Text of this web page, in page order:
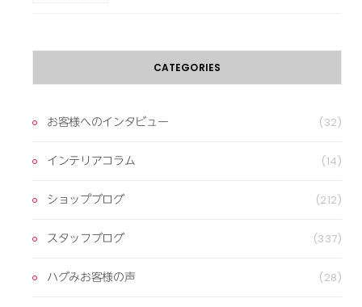
CATEGORIES
お客様へのインタビュー (32)
インテリアコラム (14)
ショップブログ (212)
スタッフブログ (337)
ハグみお客様の声 (28)